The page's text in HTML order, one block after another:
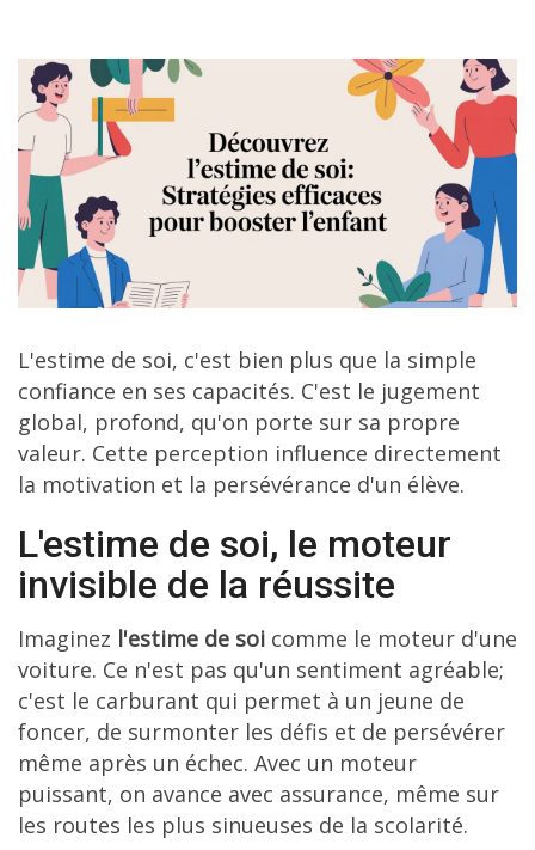
L'estime de soi, c'est bien plus que la simple
confiance en ses capacités. C'est le jugement
global, profond, qu'on porte sur sa propre
valeur. Cette perception influence directement
la motivation et la persévérance d'un élève.
L'estime de soi, le moteur
invisible de la réussite
Imaginez l'estime de soi comme le moteur d'une
voiture. Ce n'est pas qu'un sentiment agréable;
c'est le carburant qui permet à un jeune de
foncer, de surmonter les défis et de persévérer
même après un échec. Avec un moteur
puissant, on avance avec assurance, même sur
les routes les plus sinueuses de la scolarité.